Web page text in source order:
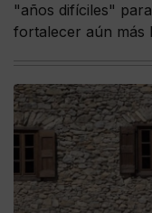
"años difíciles"
fortalecer aún más